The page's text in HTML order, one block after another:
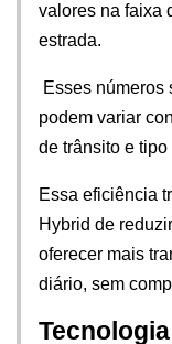
valores na faixa
estrada.
Esses números
podem variar
de trânsito e
Essa eficiência
Hybrid de
oferecer mais
diário, sem